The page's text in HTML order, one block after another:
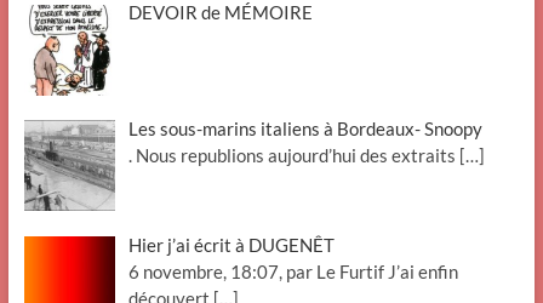
DEVOIR de MÉMOIRE
Les sous-marins italiens à Bordeaux- Snoopy
. Nous republions aujourd’hui des extraits […]
Hier j’ai écrit à DUGENÊT
6 novembre, 18:07, par Le Furtif J’ai enfin
découvert […]